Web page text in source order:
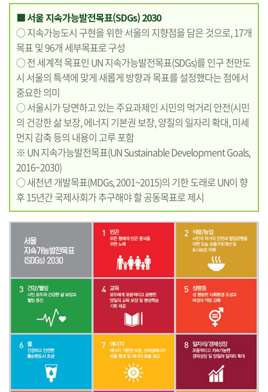
■ 서울 지속가능발전목표(SDGs) 2030
○ 지속가능도시 구현을 위한 서울의 지향점을 담은 것으로, 17개
목표 및 96개 세부목표로 구성
○ 전 세계적 목표인 UN 지속가능발전목표(SDGs)를 인구 천만도
시 서울의 특색에 맞게 새롭게 방향과 목표를 설정했다는 점에서
중요한 의미
○ 서울시가 당면하고 있는 주요과제인 시민의 먹거리 안전(시민
의 건강한 삶 보장, 에너지 기본권 보장, 양질의 일자리 확대, 미세
먼지 감축 등의 내용이 고루 포함
※ UN 지속가능발전목표(UN Sustainable Development Goals,
2016~2030)
○ 새천년 개발목표(MDGs, 2001~2015)의 기한 도래로 UN이 향
후 15년간 국제사회가 추구해야 할 공동목표로 제시